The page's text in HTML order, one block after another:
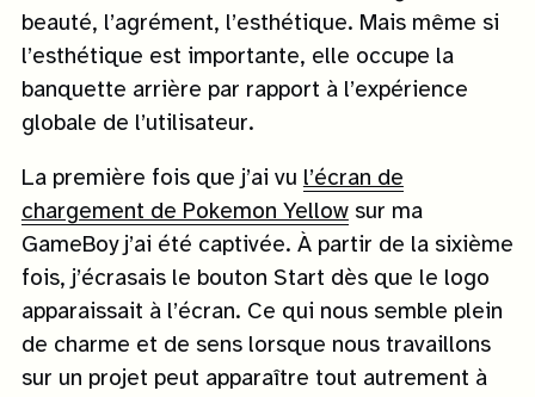
beauté, l’agrément, l’esthétique. Mais même si
l’esthétique est importante, elle occupe la
banquette arrière par rapport à l’expérience
globale de l’utilisateur.
La première fois que j’ai vu l’écran de
chargement de Pokemon Yellowsur ma
GameBoy j’ai été captivée. À partir de la sixième
fois, j’écrasais le bouton Start dès que le logo
apparaissait à l’écran. Ce qui nous semble plein
de charme et de sens lorsque nous travaillons
sur un projet peut apparaître tout autrement à